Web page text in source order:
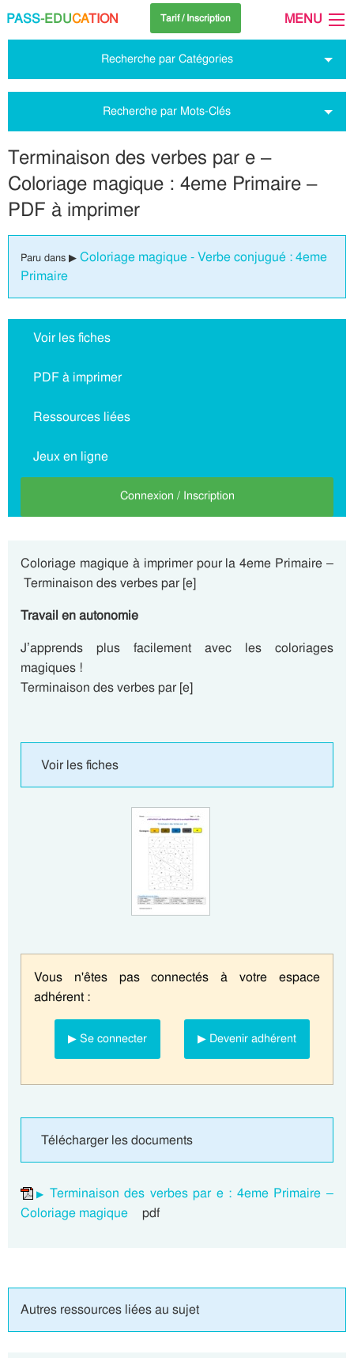
PASS-EDUCATION Tarif / Inscription MENU
Recherche par Catégories
Recherche par Mots-Clés
Terminaison des verbes par e –
Coloriage magique : 4eme Primaire –
PDF à imprimer
Paru dans ▶ Coloriage magique - Verbe conjugué : 4eme
Primaire
Voir les fiches
PDF à imprimer
Ressources liées
Jeux en ligne
Connexion / Inscription
Coloriage magique à imprimer pour la 4eme Primaire –
Terminaison des verbes par [e]
Travail en autonomie
J’apprends plus facilement avec les coloriages
magiques !
Terminaison des verbes par [e]
Voir les fiches
Vous n'êtes pas connectés à votre espace
adhérent :
▶ Se connecter ▶ Devenir adhérent
Télécharger les documents
Terminaison des verbes par e : 4eme Primaire –
Coloriage magique pdf
Autres ressources liées au sujet